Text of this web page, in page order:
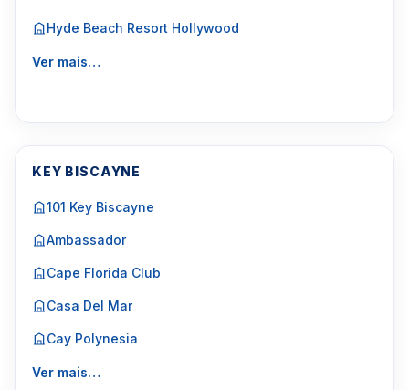
Hyde Beach Resort Hollywood
Ver mais…
KEY BISCAYNE
101 Key Biscayne
Ambassador
Cape Florida Club
Casa Del Mar
Cay Polynesia
Ver mais…